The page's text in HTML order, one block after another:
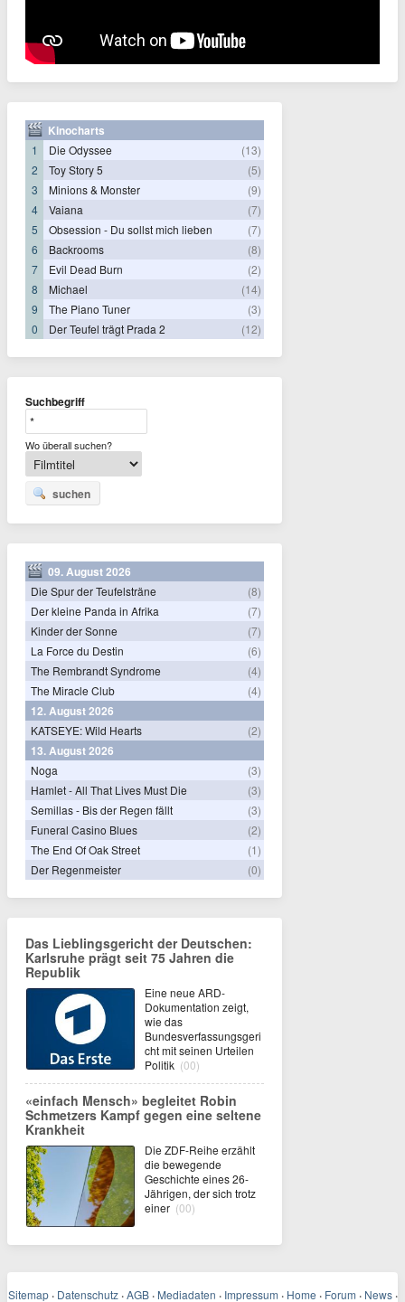
Kinocharts
1 Die Odyssee
(13)
2
Toy Story 5
(5)
3
Minions & Monster
(9)
4
Vaiana
(7)
5
Obsession - Du sollst mich lieben
(7)
6
Backrooms
(8)
7
Evil Dead Burn
(2)
8
Michael
(14)
9
The Piano Tuner
(3)
0
Der Teufel trägt Prada 2 (12)
Suchbegriff
Wo überall suchen?
suchen
09. August 2026
Die Spur der Teufelsträne
(8)
Der kleine Panda in Afrika
(7)
Kinder der Sonne
(7)
La Force du Destin
(6)
The Rembrandt Syndrome
(4)
The Miracle Club
(4)
12. August 2026
KATSEYE: Wild Hearts (2)
13. August 2026
Noga
(3)
Hamlet - All That Lives Must Die
(3)
Semillas - Bis der Regen fällt
(3)
Funeral Casino Blues
(2)
The End Of Oak Street
(1)
Der Regenmeister
(0)
Das Lieblingsgericht der Deutschen:
Karlsruhe prägt seit 75 Jahren die
Republik
Eine neue ARD-
Dokumentation zeigt,
wie das
Bundesverfassungsgeri
cht mit seinen Urteilen
Politik (00)
«einfach Mensch» begleitet Robin
Schmetzers Kampf gegen eine seltene
Krankheit
Die ZDF-Reihe erzählt
die bewegende
Geschichte eines 26-
Jährigen, der sich trotz
einer (00)
Sitemap · Datenschutz · AGB · Mediadaten · Impressum · Home · Forum · News ·